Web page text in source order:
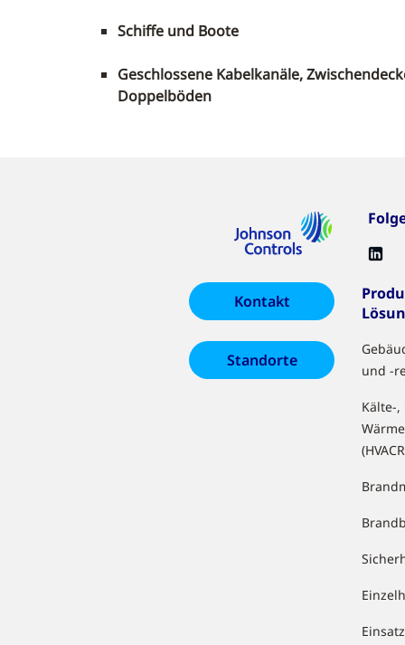
Schiffe und Boote
Geschlossene Kabelkanäle,
Doppelböden
Kontakt
Standorte
und -
Kälte-